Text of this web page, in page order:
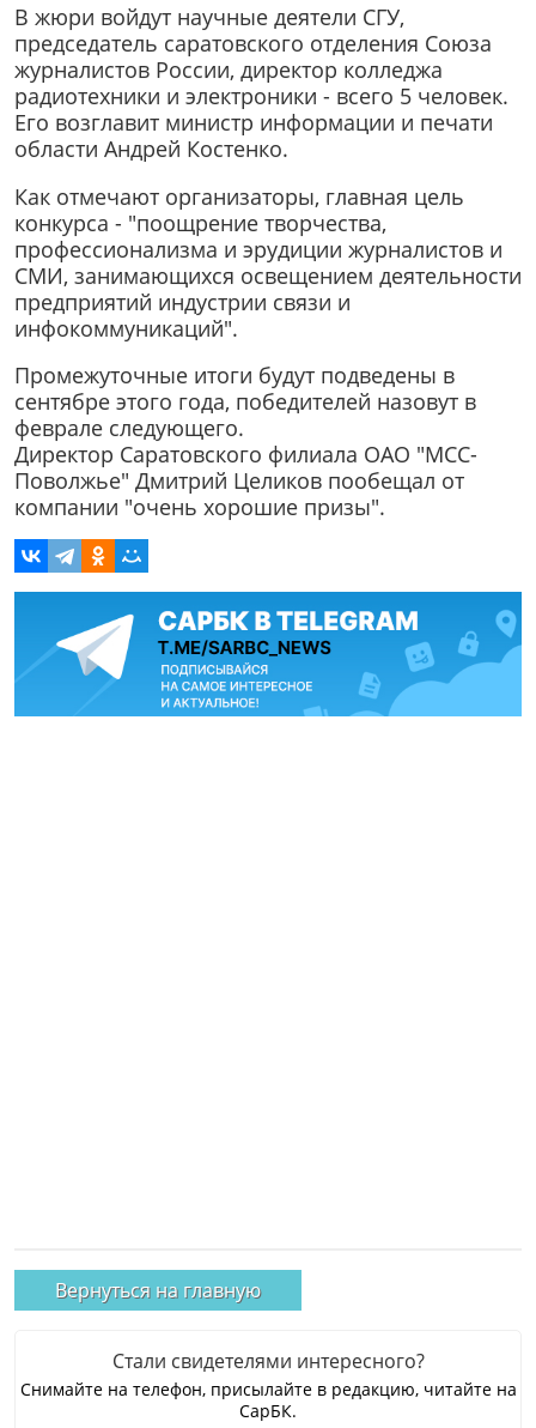
В жюри войдут научные деятели СГУ,
председатель саратовского отделения Союза
журналистов России, директор колледжа
радиотехники и электроники - всего 5 человек.
Его возглавит министр информации и печати
области Андрей Костенко.
Как отмечают организаторы, главная цель
конкурса - "поощрение творчества,
профессионализма и эрудиции журналистов и
СМИ, занимающихся освещением деятельности
предприятий индустрии связи и
инфокоммуникаций".
Промежуточные итоги будут подведены в
сентябре этого года, победителей назовут в
феврале следующего.
Директор Саратовского филиала ОАО "МСС-
Поволжье" Дмитрий Целиков пообещал от
компании "очень хорошие призы".
Вернуться на главную
Стали свидетелями интересного?
Снимайте на телефон, присылайте в редакцию, читайте на
СарБК.